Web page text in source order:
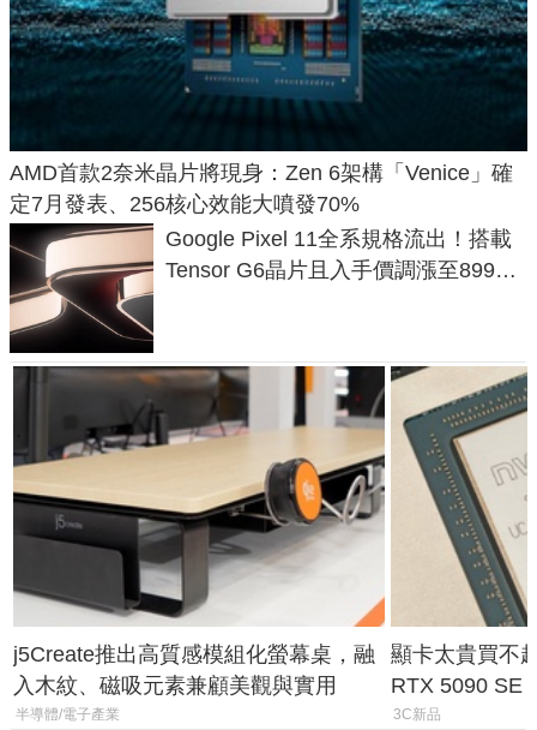
AMD首款2奈米晶片將現身：Zen 6架構「Venice」確
定7月發表、256核心效能大噴發70%
Google Pixel 11全系規格流出！搭載
Tensor G6晶片且入手價調漲至899美
j5Create推出高質感模組化螢幕桌，融
入木紋、磁吸元素兼顧美觀與實用
半導體/電子產業
顯卡太貴買不
RTX 5090 SE
體
3C新品